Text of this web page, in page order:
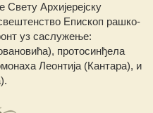
Свету Архијерејску
Епископ рашко-
уз саслужење:
протосинђела
Леонтија (Кантара), и